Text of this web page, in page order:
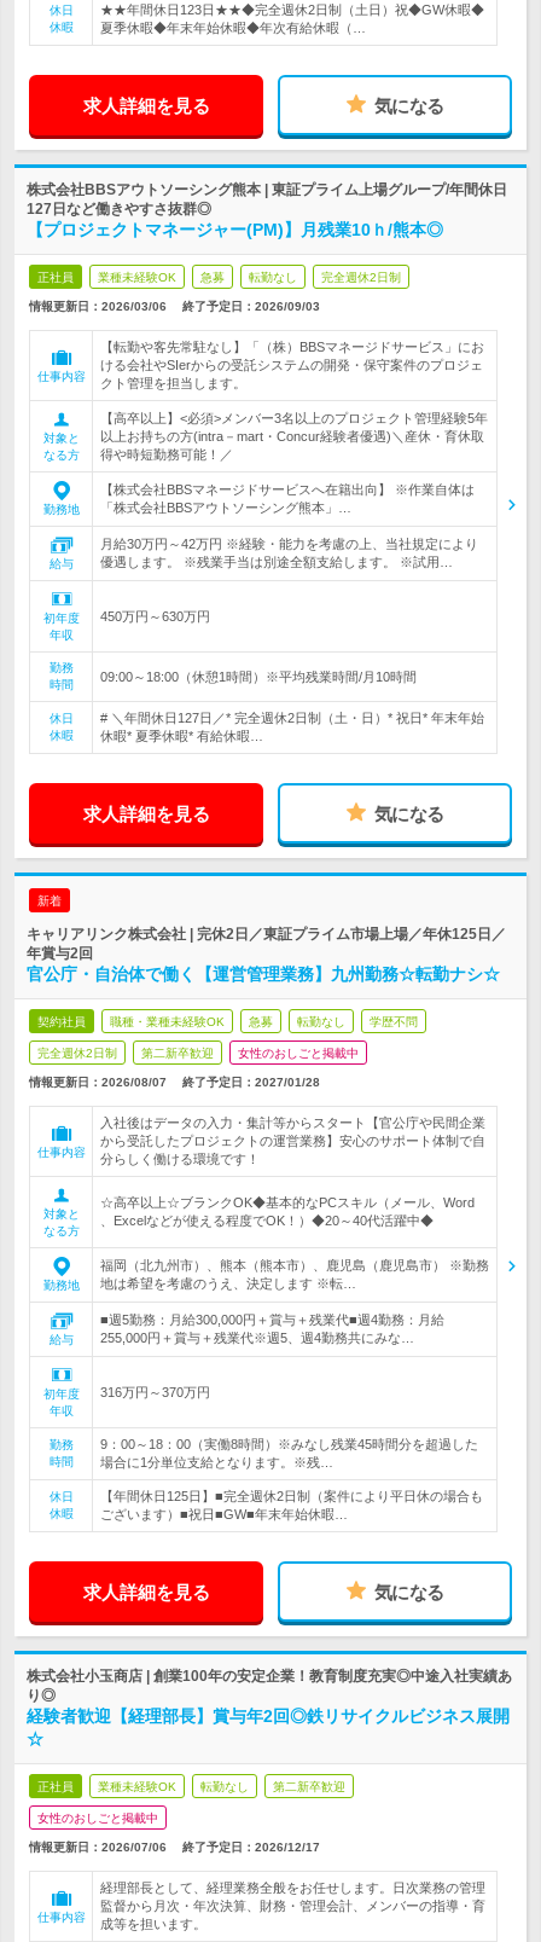
休日
休暇
★★年間休日123日★★◆完全週休2日制（土日）祝◆GW休暇◆
夏季休暇◆年末年始休暇◆年次有給休暇（…
求人詳細を見る 気になる
株式会社BBSアウトソーシング熊本 | 東証プライム上場グループ/年間休日
127日など働きやすさ抜群◎
【プロジェクトマネージャー(PM)】月残業10ｈ/熊本◎
正社員 業種未経験OK 急募 転勤なし 完全週休2日制
情報更新日：2026/03/06 終了予定日： 2026/09/03
仕事内容
【転勤や客先常駐なし】「（株）BBSマネージドサービス」にお
ける会社やSIerからの受託システムの開発・保守案件のプロジェ
クト管理を担当します。
対象と
なる方
【高卒以上】<必須>メンバー3名以上のプロジェクト管理経験5年
以上お持ちの方(intra－mart・Concur経験者優遇)＼産休・育休取
得や時短勤務可能！／
勤務地
【株式会社BBSマネージドサービスへ在籍出向】 ※作業自体は
「株式会社BBSアウトソーシング熊本」…
給与
月給30万円～42万円 ※経験・能力を考慮の上、当社規定により
優遇します。 ※残業手当は別途全額支給します。 ※試用…
初年度
年収
450万円～630万円
勤務
時間
09:00～18:00（休憩1時間）※平均残業時間/月10時間
休日
休暇
# ＼年間休日127日／* 完全週休2日制（土・日）* 祝日* 年末年始
休暇* 夏季休暇* 有給休暇…
求人詳細を見る 気になる
新着
キャリアリンク株式会社 | 完休2日／東証プライム市場上場／年休125日／
年賞与2回
官公庁・自治体で働く【運営管理業務】九州勤務☆転勤ナシ☆
契約社員 職種・業種未経験OK 急募 転勤なし 学歴不問
完全週休2日制 第二新卒歓迎 女性のおしごと掲載中
情報更新日：2026/08/07 終了予定日： 2027/01/28
仕事内容
入社後はデータの入力・集計等からスタート【官公庁や民間企業
から受託したプロジェクトの運営業務】安心のサポート体制で自
分らしく働ける環境です！
対象と
なる方
☆高卒以上☆ブランクOK◆基本的なPCスキル（メール、Word
、Excelなどが使える程度でOK！）◆20～40代活躍中◆
勤務地
福岡（北九州市）、熊本（熊本市）、鹿児島（鹿児島市） ※勤務
地は希望を考慮のうえ、決定します ※転…
給与
■週5勤務：月給300,000円＋賞与＋残業代■週4勤務：月給
255,000円＋賞与＋残業代※週5、週4勤務共にみな…
初年度
年収
316万円～370万円
勤務
時間
9：00～18：00（実働8時間）※みなし残業45時間分を超過した
場合に1分単位支給となります。※残…
休日
休暇
【年間休日125日】■完全週休2日制（案件により平日休の場合も
ございます）■祝日■GW■年末年始休暇…
求人詳細を見る 気になる
株式会社小玉商店 | 創業100年の安定企業！教育制度充実◎中途入社実績あ
り◎
経験者歓迎【経理部長】賞与年2回◎鉄リサイクルビジネス展開
☆
正社員 業種未経験OK 転勤なし 第二新卒歓迎
女性のおしごと掲載中
情報更新日：2026/07/06 終了予定日： 2026/12/17
仕事内容
経理部長として、経理業務全般をお任せします。日次業務の管理
監督から月次・年次決算、財務・管理会計、メンバーの指導・育
成等を担います。